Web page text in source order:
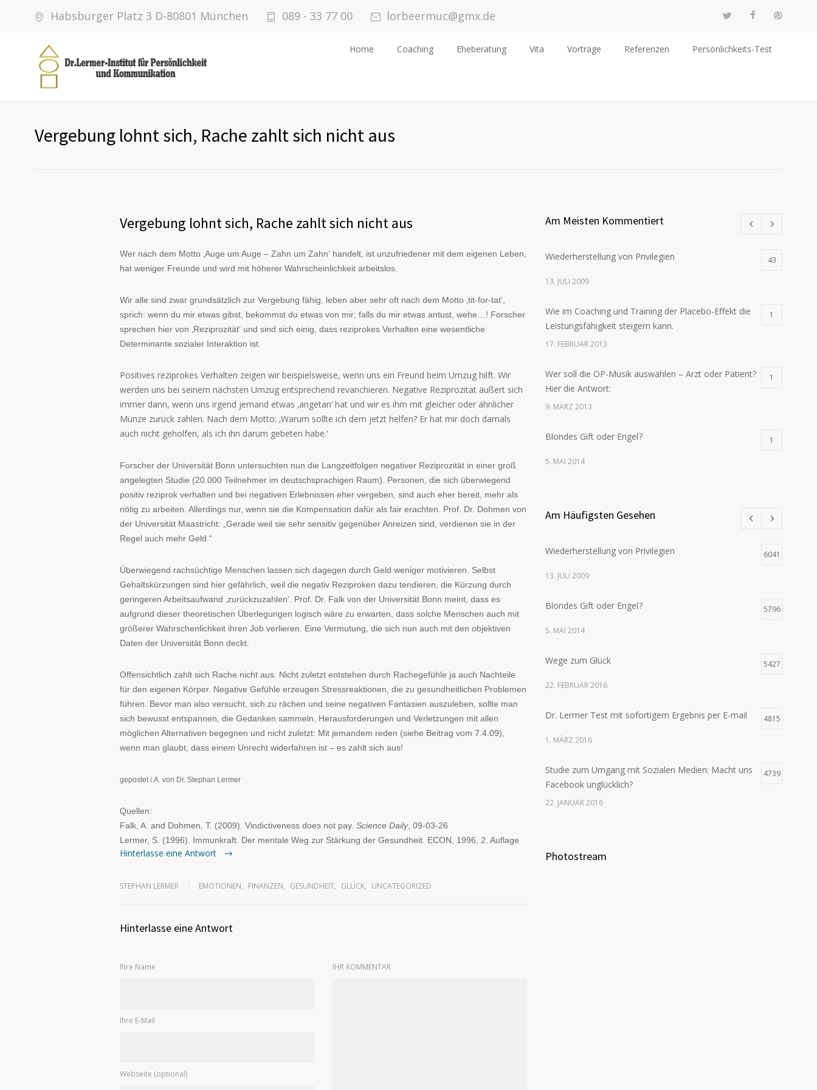
Habsburger Platz 3 D-80801 München 089 - 33 77 00 lorbeermuc@gmx.de
Home Coaching Eheberatung Vita Vorträge Referenzen Persönlichkeits-Test
Vergebung lohnt sich, Rache zahlt sich nicht aus
Vergebung lohnt sich, Rache zahlt sich nicht aus
Wer nach dem Motto ‚Auge um Auge – Zahn um Zahn‘ handelt, ist unzufriedener mit dem eigenen Leben,
hat weniger Freunde und wird mit höherer Wahrscheinlichkeit arbeitslos.
Wir alle sind zwar grundsätzlich zur Vergebung fähig, leben aber sehr oft nach dem Motto ‚tit-for-tat‘,
sprich: wenn du mir etwas gibst, bekommst du etwas von mir; falls du mir etwas antust, wehe…! Forscher
sprechen hier von ‚Reziprozität‘ und sind sich einig, dass reziprokes Verhalten eine wesentliche
Determinante sozialer Interaktion ist.
Positives reziprokes Verhalten zeigen wir beispielsweise, wenn uns ein Freund beim Umzug hilft. Wir
werden uns bei seinem nächsten Umzug entsprechend revanchieren. Negative Reziprozität äußert sich
immer dann, wenn uns irgend jemand etwas ‚angetan‘ hat und wir es ihm mit gleicher oder ähnlicher
Münze zurück zahlen. Nach dem Motto: ‚Warum sollte ich dem jetzt helfen? Er hat mir doch damals
auch nicht geholfen, als ich ihn darum gebeten habe.‘
Forscher der Universität Bonn untersuchten nun die Langzeitfolgen negativer Reziprozität in einer groß
angelegten Studie (20.000 Teilnehmer im deutschsprachigen Raum). Personen, die sich überwiegend
positiv reziprok verhalten und bei negativen Erlebnissen eher vergeben, sind auch eher bereit, mehr als
nötig zu arbeiten. Allerdings nur, wenn sie die Kompensation dafür als fair erachten. Prof. Dr. Dohmen von
der Universität Maastricht: „Gerade weil sie sehr sensitiv gegenüber Anreizen sind, verdienen sie in der
Regel auch mehr Geld.“
Überwiegend rachsüchtige Menschen lassen sich dagegen durch Geld weniger motivieren. Selbst
Gehaltskürzungen sind hier gefährlich, weil die negativ Reziproken dazu tendieren, die Kürzung durch
geringeren Arbeitsaufwand ‚zurückzuzahlen‘. Prof. Dr. Falk von der Universität Bonn meint, dass es
aufgrund dieser theoretischen Überlegungen logisch wäre zu erwarten, dass solche Menschen auch mit
größerer Wahrschenlichkeit ihren Job verlieren. Eine Vermutung, die sich nun auch mit den objektiven
Daten der Universität Bonn deckt.
Offensichtlich zahlt sich Rache nicht aus. Nicht zuletzt entstehen durch Rachegefühle ja auch Nachteile
für den eigenen Körper. Negative Gefühle erzeugen Stressreaktionen, die zu gesundheitlichen Problemen
führen. Bevor man also versucht, sich zu rächen und seine negativen Fantasien auszuleben, sollte man
sich bewusst entspannen, die Gedanken sammeln, Herausforderungen und Verletzungen mit allen
möglichen Alternativen begegnen und nicht zuletzt: Mit jemandem reden (siehe Beitrag vom 7.4.09),
wenn man glaubt, dass einem Unrecht widerfahren ist – es zahlt sich aus!
gepostet i.A. von Dr. Stephan Lermer
Quellen:
Falk, A. and Dohmen, T. (2009). Vindictiveness does not pay. Science Daily, 09-03-26
Lermer, S. (1996). Immunkraft. Der mentale Weg zur Stärkung der Gesundheit. ECON, 1996, 2. Auflage
Hinterlasse eine Antwort
STEPHAN LERMER EMOTIONEN, FINANZEN, GESUNDHEIT, GLÜCK, UNCATEGORIZED
Hinterlasse eine Antwort
Ihre Name
Ihre E-Mail
Webseite (optional)
IHR KOMMENTAR
Am Meisten Kommentiert
Wiederherstellung von Privilegien 43
13. JULI 2009
Wie im Coaching und Training der Placebo-Effekt die
Leistungsfähigkeit steigern kann.
1
17. FEBRUAR 2013
Wer soll die OP-Musik auswählen – Arzt oder Patient?
Hier die Antwort:
1
9. MÄRZ 2013
Blondes Gift oder Engel ? 1
5. MAI 2014
Am Häufigsten Gesehen
Wiederherstellung von Privilegien 6041
13. JULI 2009
Blondes Gift oder Engel ? 5796
5. MAI 2014
Wege zum Glück 5427
22. FEBRUAR 2016
Dr. Lermer Test mit sofortigem Ergebnis per E-mail 4815
1. MÄRZ 2016
Studie zum Umgang mit Sozialen Medien: Macht uns
Facebook unglücklich?
4739
22. JANUAR 2016
Photostream